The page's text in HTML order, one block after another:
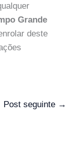
Grande
deste
Post seguinte →